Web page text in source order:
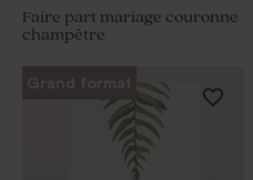
Faire part mariage couronne
champêtre
Grand format